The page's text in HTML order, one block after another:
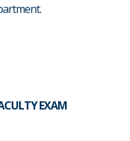
EXAM